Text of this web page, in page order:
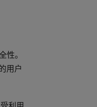
性。
用户